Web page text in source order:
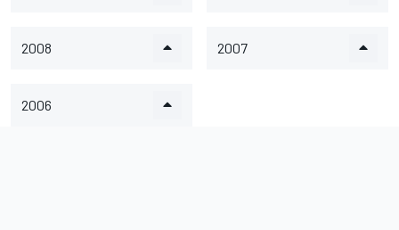
2008 2007
2006